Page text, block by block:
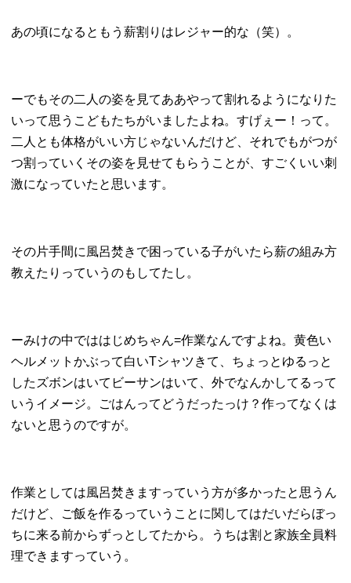
あの頃になるともう薪割りはレジャー的な（笑）。
ーでもその二人の姿を見てああやって割れるようになりた
いって思うこどもたちがいましたよね。すげぇー！って。
二人とも体格がいい方じゃないんだけど、それでもがつが
つ割っていくその姿を見せてもらうことが、すごくいい刺
激になっていたと思います。
その片手間に風呂焚きで困っている子がいたら薪の組み方
教えたりっていうのもしてたし。
ーみけの中でははじめちゃん=作業なんですよね。黄色い
ヘルメットかぶって白いTシャツきて、ちょっとゆるっと
したズボンはいてビーサンはいて、外でなんかしてるって
いうイメージ。ごはんってどうだったっけ？作ってなくは
ないと思うのですが。
作業としては風呂焚きますっていう方が多かったと思うん
だけど、ご飯を作るっていうことに関してはだいだらぼっ
ちに来る前からずっとしてたから。うちは割と家族全員料
理できますっていう。